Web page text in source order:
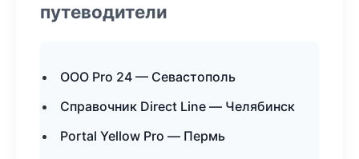
путеводители
ООО Pro 24 — Севастополь
Справочник Direct Line — Челябинск
Portal Yellow Pro — Пермь